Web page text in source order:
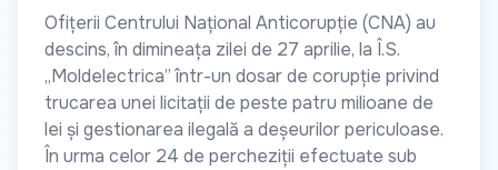
Ofițerii Centrului Național Anticorupție (CNA) au
descins, în dimineața zilei de 27 aprilie, la Î.S.
„Moldelectrica” într-un dosar de corupție privind
trucarea unei licitații de peste patru milioane de
lei și gestionarea ilegală a deșeurilor periculoase.
În urma celor 24 de percheziții efectuate sub